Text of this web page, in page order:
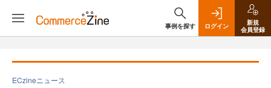
事例を探す ログイン
新規
会員登録
ECzineニュース